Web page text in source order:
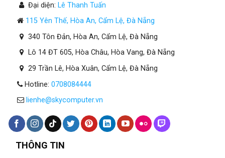
Đại diện: Lê Thanh Tuấn
115 Yên Thế, Hòa An, Cẩm Lệ, Đà Nẵng
340 Tôn Đản, Hòa An, Cẩm Lệ, Đà Nẵng
Lô 14 ĐT 605, Hòa Châu, Hòa Vang, Đà Nẵng
29 Trần Lê, Hòa Xuân, Cẩm Lệ, Đà Nẵng
Hotline: 0708084444
lienhe@skycomputer.vn
THÔNG TIN